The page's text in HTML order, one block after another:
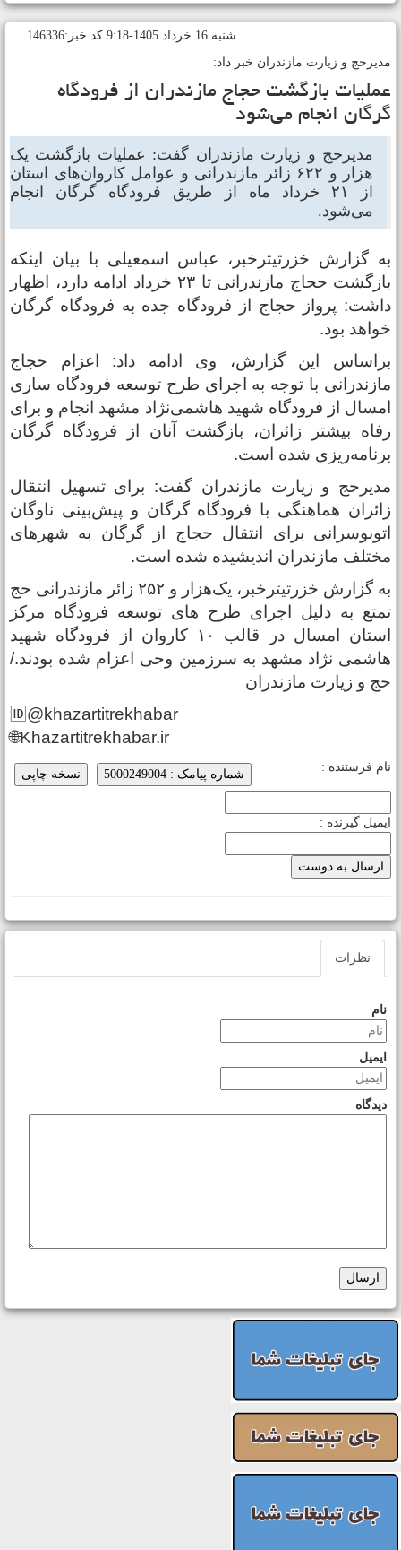
شنبه 16 خرداد 1405-9:18 کد خبر:146336
و زیارت مازندران خبر داد:
بازگشت حجاج مازندران از فرودگاه
انجام می‌شود
مدیرحج و زیارت مازندران گفت: عملیات بازگشت یک
هزار و ۶۲۲ زائر مازندرانی و عوامل کاروان‌های استان
از ۲۱ خرداد ماه از طریق فرودگاه گرگان انجام
می‌شود.
گزارش خزرتیترخبر، عباس اسمعیلی با بیان اینکه
بازگشت حجاج مازندرانی تا ۲۳ خرداد ادامه دارد، اظهار
پرواز حجاج از فرودگاه جده به فرودگاه گرگان
بود.
این گزارش، وی ادامه داد: اعزام حجاج
با توجه به اجرای طرح توسعه فرودگاه ساری
از فرودگاه شهید هاشمی‌نژاد مشهد انجام و برای
بیشتر زائران، بازگشت آنان از فرودگاه گرگان
شده است.
و زیارت مازندران گفت: برای تسهیل انتقال
هماهنگی با فرودگاه گرگان و پیش‌بینی ناوگان
برای انتقال حجاج از گرگان به شهرهای
مازندران اندیشیده شده است.
به گزارش خزرتیترخبر، یک‌هزار و ۲۵۲ زائر مازندرانی حج
به دلیل اجرای طرح های توسعه فرودگاه مرکز
استان امسال در قالب ۱۰ کاروان از فرودگاه شهید
نژاد مشهد به سرزمین وحی اعزام شده بودند./
و زیارت مازندران
🆔@khazartitrekhabar
🌐Khazartitrekhabar.ir
نسخه چاپی شماره پیامک : 5000249004
فرستنده :
گیرنده :
نظرات
نام
ایمیل
دیدگاه
ارسال